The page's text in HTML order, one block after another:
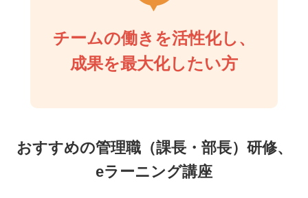
チームの働きを活性化し、
成果を最大化したい方
おすすめの管理職（課長・部長）研修、
eラーニング講座